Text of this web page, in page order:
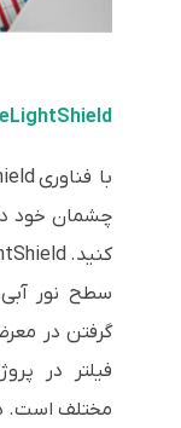
چشمان خود
سطح نور آبی
گرفتن در
فیلتر در
مختلف است.